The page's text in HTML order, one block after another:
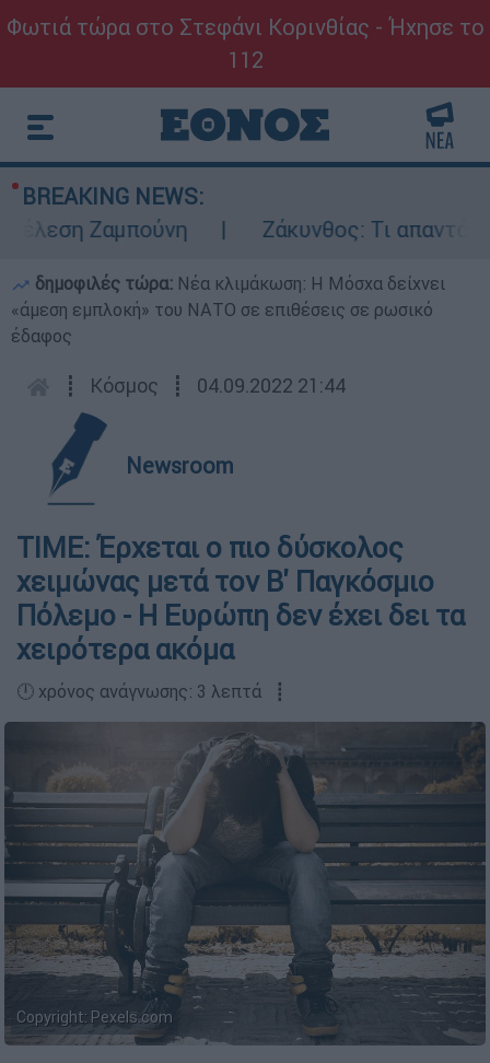
Φωτιά τώρα στο Στεφάνι Κορινθίας - Ήχησε το
112
BREAKING NEWS:
Ζαμπούνη
Ζάκυνθος: Τι απαντά η
δημοφιλές τώρα: Νέα κλιμάκωση: Η Μόσχα δείχνει
«άμεση εμπλοκή» του ΝΑΤΟ σε επιθέσεις σε ρωσικό
έδαφος
┋ Κόσμος ┋ 04.09.2022 21:44
Newsroom
ΤΙΜΕ: Έρχεται ο πιο δύσκολος
χειμώνας μετά τον Β' Παγκόσμιο
Πόλεμο - Η Ευρώπη δεν έχει δει τα
χειρότερα ακόμα
🕛 χρόνος ανάγνωσης: 3 λεπτά ┋
Copyright: Pexels.com